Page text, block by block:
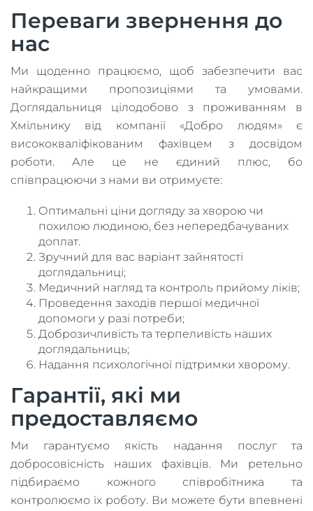
Переваги звернення до
нас
Ми щоденно працюємо, щоб забезпечити вас
найкращими пропозиціями та умовами.
Доглядальниця цілодобово з проживанням в
Хмільнику від компанії «Добро людям» є
висококваліфікованим фахівцем з досвідом
роботи. Але це не єдиний плюс, бо
співпрацюючи з нами ви отримуєте:
Оптимальні ціни догляду за хворою чи
похилою людиною, без непередбачуваних
доплат.
Зручний для вас варіант зайнятості
доглядальниці;
Медичний нагляд та контроль прийому ліків;
Проведення заходів першої медичної
допомоги у разі потреби;
Доброзичливість та терпеливість наших
доглядальниць;
Надання психологічної підтримки хворому.
Гарантії, які ми
предоставляємо
Ми гарантуємо якість надання послуг та
добросовісність наших фахівців. Ми ретельно
підбираємо кожного співробітника та
контролюємо їх роботу. Ви можете бути впевнені